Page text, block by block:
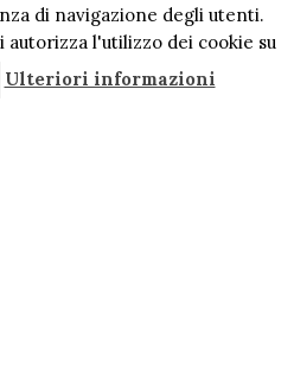
di navigazione degli utenti.
autorizza l'utilizzo dei cookie su
Ulteriori informazioni